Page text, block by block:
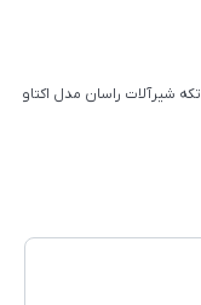
شیرآلات راسان مدل اکتاو